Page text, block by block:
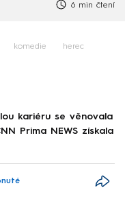
6 min čtení
komedie herec
kariéru se věnovala
Prima NEWS získala